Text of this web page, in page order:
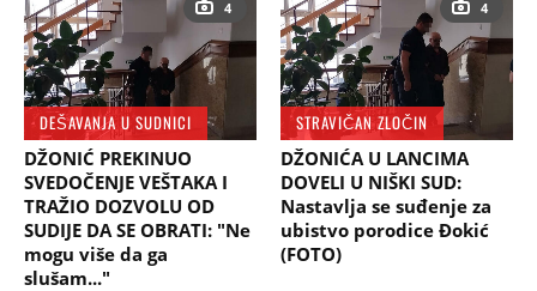
4
DEŠAVANJA U SUDNICI
DŽONIĆ PREKINUO
SVEDOČENJE VEŠTAKA I
TRAŽIO DOZVOLU OD
SUDIJE DA SE OBRATI: "Ne
mogu više da ga
slušam..."
4
STRAVIČAN ZLOČIN
DŽONIĆA U LANCIMA
DOVELI U NIŠKI SUD:
Nastavlja se suđenje za
ubistvo porodice Đokić
(FOTO)